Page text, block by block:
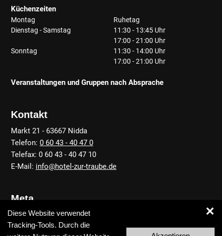
Küchenzeiten
Montag
Ruhetag
Dienstag - Samstag
11:30 - 13:45 Uhr
17:00 - 21:00 Uhr
Sonntag
11:30 - 14:00 Uhr
17:00 - 21:00 Uhr
Veranstaltungen und Gruppen nach Absprache
Kontakt
Markt 21 - 63667 Nidda
Telefon: 0 60 43 - 40 47 0
Telefax: 0 60 43 - 40 47 10
E-Mail: info@hotel-zur-traube.de
Meta
Anfahrt
Kontakt
×
Diese Website verwendet
Tracking-Tools. Durch die